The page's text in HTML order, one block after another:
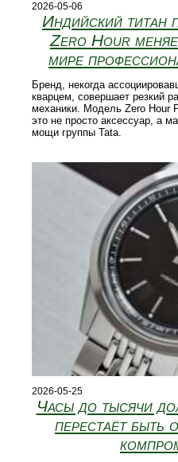
2026-05-06
Индийский титан
Zero Hour
мире
Бренд, некогда
кварцем, совершает резкий
механики. Модель Zero Hour
это не просто аксессуар, а
мощи группы Tata.
2026-05-25
Часы до тысячи
перестаёт быть